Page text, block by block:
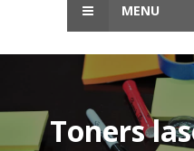
MENU
Toners